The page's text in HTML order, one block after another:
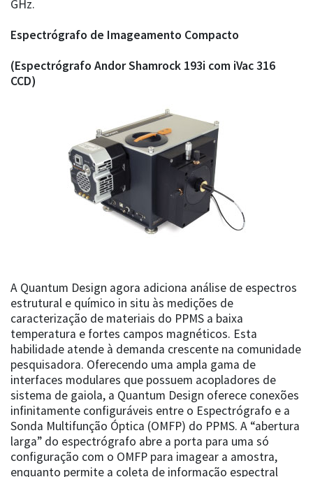
GHz.
Espectrógrafo de Imageamento Compacto
(Espectrógrafo Andor Shamrock 193i com iVac 316
CCD)
A Quantum Design agora adiciona análise de espectros
estrutural e químico in situ às medições de
caracterização de materiais do PPMS a baixa
temperatura e fortes campos magnéticos. Esta
habilidade atende à demanda crescente na comunidade
pesquisadora. Oferecendo uma ampla gama de
interfaces modulares que possuem acopladores de
sistema de gaiola, a Quantum Design oferece conexões
infinitamente configuráveis entre o Espectrógrafo e a
Sonda Multifunção Óptica (OMFP) do PPMS. A “abertura
larga” do espectrógrafo abre a porta para uma só
configuração com o OMFP para imagear a amostra,
enquanto permite a coleta de informação espectral